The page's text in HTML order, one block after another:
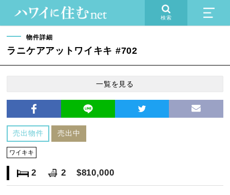
検索
物件詳細
ラニケアアットワイキキ #702
一覧を見る
売出物件 売出中
ワイキキ
2 2 $810,000